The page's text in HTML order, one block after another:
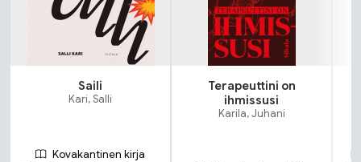
Saili
Kari, Salli
Kovakantinen kirja
Terapeuttini on
ihmissusi
Karila, Juhani